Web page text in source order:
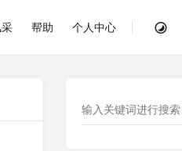
帮助 个人中心